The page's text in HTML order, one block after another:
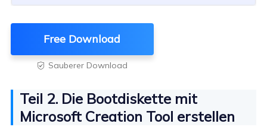
Free Download
 Sauberer Download
Teil 2. Die Bootdiskette mit
Microsoft Creation Tool erstellen